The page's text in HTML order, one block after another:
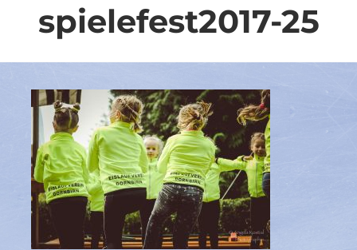
spielefest2017-25